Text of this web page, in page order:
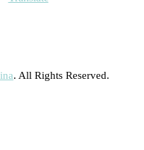
. All Rights Reserved.